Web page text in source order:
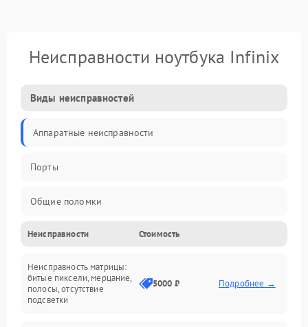
Неисправности ноутбука Infinix
Виды неисправностей
Аппаратные неисправности
Порты
Общие поломки
Устройства
Программные ошибки
Электрические и системные сбои
Неисправности Стоимость
Неисправность матрицы:
битые пиксели, мерцание,
полосы, отсутствие
подсветки
5000 ₽ Подробнее →